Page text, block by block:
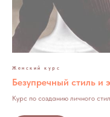
Женский курс
Безупречный стиль и
Курс по созданию личного